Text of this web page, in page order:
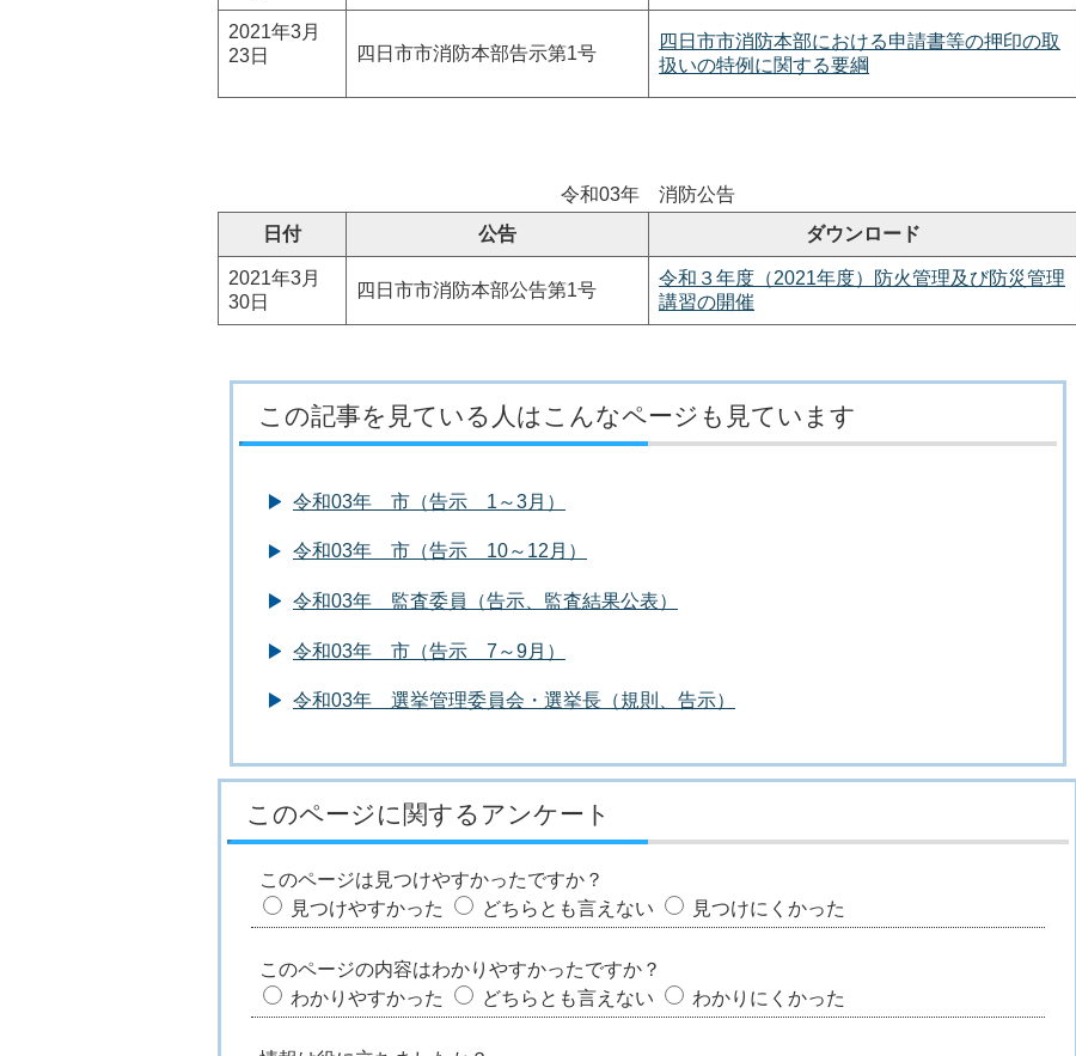
2021年3月
23日
四日市市消防本部告示第1号
四日市市消防本部における申請書等の押印の取
扱いの特例に関する要綱
令和03年 消防公告
日付
公告 ダウンロード
2021年3月
30日
四日市市消防本部公告第1号
令和３年度（2021年度）防火管理及び防災管理
講習の開催
この記事を見ている人はこんなページも見ています
令和03年 市（告示 1～3月）
令和03年 市（告示 10～12月）
令和03年 監査委員（告示、監査結果公表）
令和03年 市（告示 7～9月）
令和03年 選挙管理委員会・選挙長（規則、告示）
このページに関するアンケート
このページは見つけやすかったですか？
見つけやすかった
どちらとも言えない 見つけにくかった
このページの内容はわかりやすかったですか？
わかりやすかった
どちらとも言えない わかりにくかった